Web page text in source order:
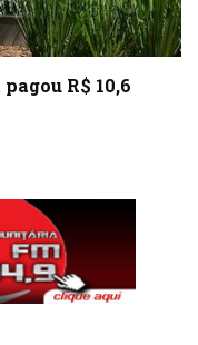
R$ 10,6